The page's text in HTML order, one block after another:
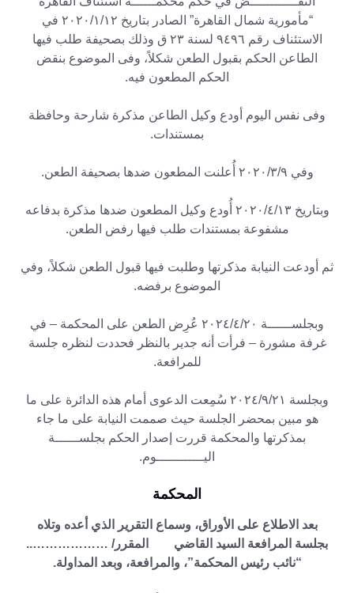
“مأمورية شمال القاهرة” الصادر بتاريخ ۲۰۲۰/۱/۱۲ في
الاستئناف رقم ۹٤۹٦ لسنة ۲۳ ق وذلك بصحيفة طلب فيها
الطاعن الحكم بقبول الطعن شكلاً، وفى الموضوع بنقض
الحكم المطعون فيه.
وفى نفس اليوم أودع وكيل الطاعن مذكرة شارحة وحافظة
بمستندات.
وفي ۲۰۲۰/۳/۹ أُعلنت المطعون ضدها بصحيفة الطعن.
وبتاريخ ۲۰۲۰/٤/۱۳
أُودع وكيل المطعون ضدها مذكرة بدفاعه
مشفوعة بمستندات طلب فيها رفض الطعن.
ثم أودعت النيابة مذكرتها وطلبت فيها قبول الطعن شكلاً، وفي
الموضوع برفضه.
وبجلســــــة ۲۰۲٤/٤/۲۰
عُرِض الطعن على المحكمة – في
غرفة مشورة – فرأت أنه جدير بالنظر فحددت لنظره جلسة
للمرافعة.
وبجلسة ۲۰۲٤/۹/۲۱
سُمِعت الدعوى أمام هذه الدائرة على ما
هو مبين بمحضر الجلسة حيث صممت النيابة على ما جاء
بمذكرتها والمحكمة قررت إصدار الحكم بجلســــــة
اليــــــــــــوم.
المحكمة
بعد الاطلاع على الأوراق، وسماع التقرير الذي أعده وتلاه
بجلسة المرافعة السيد القاضي المقرر/ ………………..
“نائب رئيس المحكمة”، والمرافعة، وبعد المداولة.